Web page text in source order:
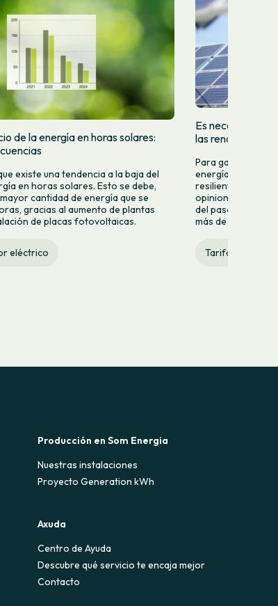
de la energía en horas solares:
existe una tendencia a la baja del
en horas solares. Esto se debe,
cantidad de energía que se
gracias al aumento de plantas
de placas fotovoltaicas.
eléctrico
Es necesario
las renovables
Para garantizar
energía
resiliente,
opiniones y
del pasado lunes
más de quince
Tarifas y sector
Producción en Som Energia
Nuestras instalaciones
Proyecto Generation kWh
Axuda
Centro de Ayuda
Descubre qué servicio te encaja mejor
Contacto